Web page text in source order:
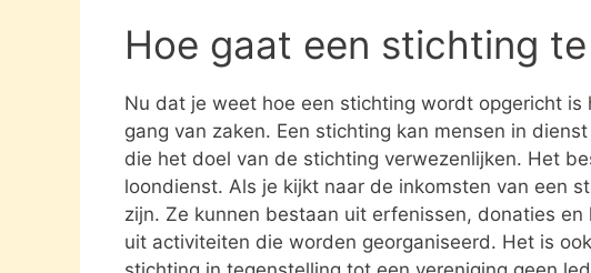
Hoe gaat een stichting
Nu dat je weet hoe een stichting wordt opgericht
gang van zaken. Een stichting kan mensen in
die het doel van de stichting verwezenlijken. Het
loondienst. Als je kijkt naar de inkomsten van een
zijn. Ze kunnen bestaan uit erfenissen, donaties
uit activiteiten die worden georganiseerd. Het is